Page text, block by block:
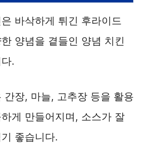
바삭하게 튀긴 후라이드
양념을 곁들인 양념 치킨
.
간장, 마늘, 고추장 등을 활용
게 만들어지며, 소스가 잘
좋습니다.